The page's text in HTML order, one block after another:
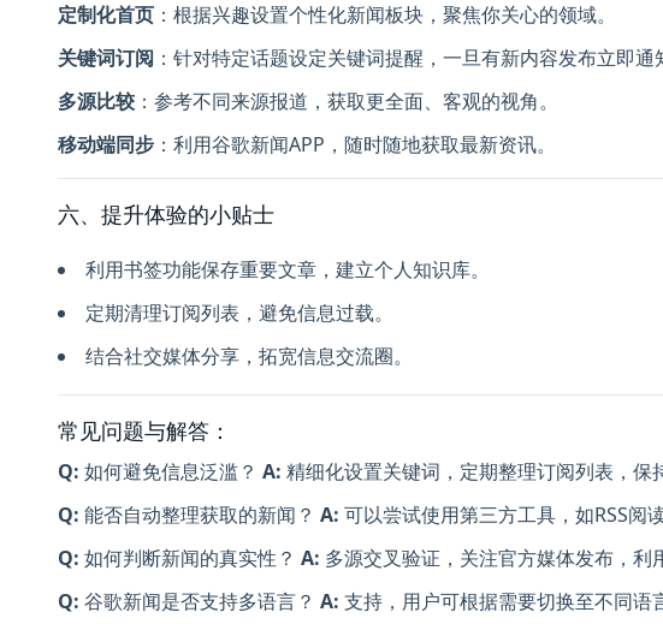
定制化首页 ：根据兴趣设置个性化新闻板块，聚焦你关心的领域。
关键词订阅 ：针对特定话题设定关键词提醒，一旦有新内容发布立即通
多源比较 ：参考不同来源报道，获取更全面、客观的视角。
移动端同步 ：利用谷歌新闻APP，随时随地获取最新资讯。
六、提升体验的小贴士
利用书签功能保存重要文章，建立个人知识库。
定期清理订阅列表，避免信息过载。
结合社交媒体分享，拓宽信息交流圈。
常见问题与解答：
Q: 如何避免信息泛滥？ A: 精细化设置关键词，定期整理订阅列表，保
Q: 能否自动整理获取的新闻？ A: 可以尝试使用第三方工具，如RSS阅
Q: 如何判断新闻的真实性？ A: 多源交叉验证，关注官方媒体发布，利
Q: 谷歌新闻是否支持多语言？ A: 支持，用户可根据需要切换至不同语